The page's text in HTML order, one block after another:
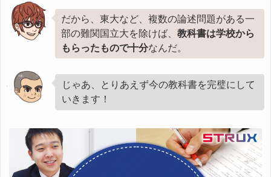
だから、東大など、複数の論述問題がある一
部の難関国立大を除けば、 教科書は学校から
もらったもので十分なんだ。
じゃあ、とりあえず今の教科書を完璧にして
いきます！